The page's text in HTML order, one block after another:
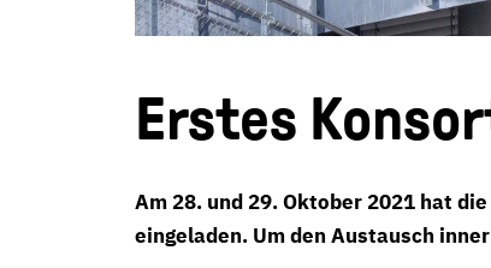
Erstes
Am 28. und 29. Oktober 2021 hat
eingeladen. Um den Austausch